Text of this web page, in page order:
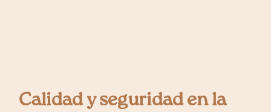
Calidad y seguridad en la